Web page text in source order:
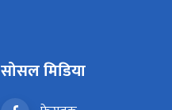
सोसल मिडिया